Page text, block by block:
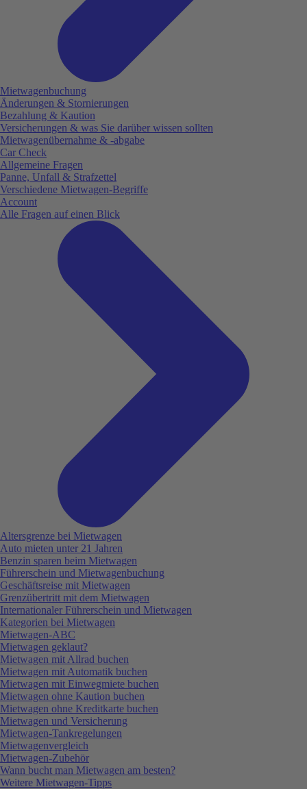
Mietwagenbuchung
Änderungen & Stornierungen
Bezahlung & Kaution
Versicherungen & was Sie darüber wissen sollten
Mietwagenübernahme & -abgabe
Car Check
Allgemeine Fragen
Panne, Unfall & Strafzettel
Verschiedene Mietwagen-Begriffe
Account
Alle Fragen auf einen Blick
Altersgrenze bei Mietwagen
Auto mieten unter 21 Jahren
Benzin sparen beim Mietwagen
Führerschein und Mietwagenbuchung
Geschäftsreise mit Mietwagen
Grenzübertritt mit dem Mietwagen
Internationaler Führerschein und Mietwagen
Kategorien bei Mietwagen
Mietwagen-ABC
Mietwagen geklaut?
Mietwagen mit Allrad buchen
Mietwagen mit Automatik buchen
Mietwagen mit Einwegmiete buchen
Mietwagen ohne Kaution buchen
Mietwagen ohne Kreditkarte buchen
Mietwagen und Versicherung
Mietwagen-Tankregelungen
Mietwagenvergleich
Mietwagen-Zubehör
Wann bucht man Mietwagen am besten?
Weitere Mietwagen-Tipps